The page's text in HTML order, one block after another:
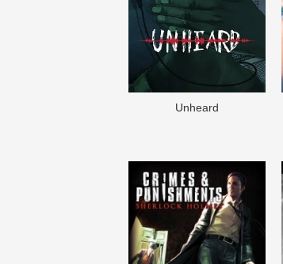
Unheard